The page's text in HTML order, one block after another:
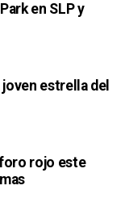
en SLP y
estrella del
rojo este